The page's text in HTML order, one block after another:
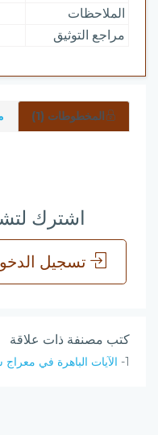
الملاحظات
مراجع التوثيق
المخطوطات (1)
اشترك
تسجيل
كتب مصنفة ذات علاقة
1- الآيات الباهرة في معراج